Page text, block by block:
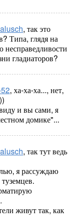
, так это
Типа, глядя на
гладиаторов?
, ха-ха-ха..., нет,
и вы сами, я
домике"...
, так тут ведь
я рассуждаю
живут так, как